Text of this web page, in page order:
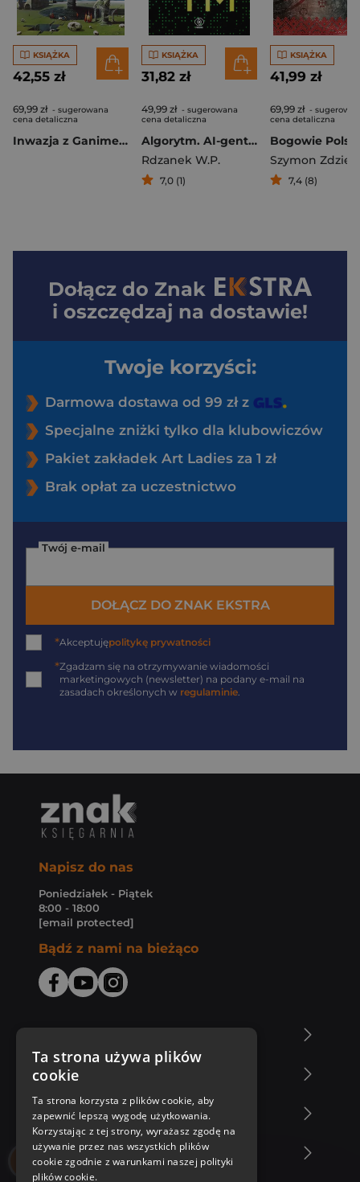
KSIĄŻKA
42,55 zł
69,99 zł - sugerowana
cena detaliczna
Inwazja z Ganimedesa
KSIĄŻKA
31,82 zł
49,99 zł - sugerowana
cena detaliczna
Algorytm. AI-gent. Mroczne kody. Tom 1
Rdzanek W.P.
7,0 (1)
KSIĄŻKA
41,99 zł
69,99 zł -
cena detaliczna
7,4 (8)
Dołącz do Znak
i oszczędzaj na dostawie!
Twoje korzyści:
Darmowa dostawa od 99 zł z
Specjalne zniżki tylko dla klubowiczów
Pakiet zakładek Art Ladies za 1 zł
Brak opłat za uczestnictwo
Twój e-mail
DOŁĄCZ DO ZNAK EKSTRA
*Akceptujępolitykę prywatności
*Zgadzam się na otrzymywanie wiadomości
marketingowych (newsletter) na podany e-mail na
zasadach określonych w regulaminie.
Napisz do nas
Poniedziałek - Piątek
8:00 - 18:00
[email protected]
Bądź z nami na bieżąco
Zakupy u nas
Nasza oferta
Nasi autorzy
Ta strona używa plików
cookie
Ta strona korzysta z plików cookie, aby
zapewnić lepszą wygodę użytkowania.
Korzystając z tej strony, wyrażasz zgodę na
używanie przez nas wszystkich plików
cookie zgodnie z warunkami naszej polityki
plików cookie.